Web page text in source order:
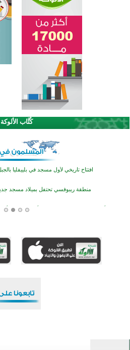
كُتَّاب الألوكة
اختتام الدورة التاسعة لمسابقة حفظ وتلاوة
تيسليتش تختتم برنامجا تعليميا لتعزيز القيم
اختتام منافسات قرآنية متميزة في بنغلاديش
افتتاح تاريخي لأول مسجد في بلييفليا
منطقة ريبوفسي تحتفل بميلاد مسجد
أكبر مشروع إسلامي في ريف أستراليا يفتتح
اختتام الدورة التاسعة لمسابقة حفظ وتلاوة